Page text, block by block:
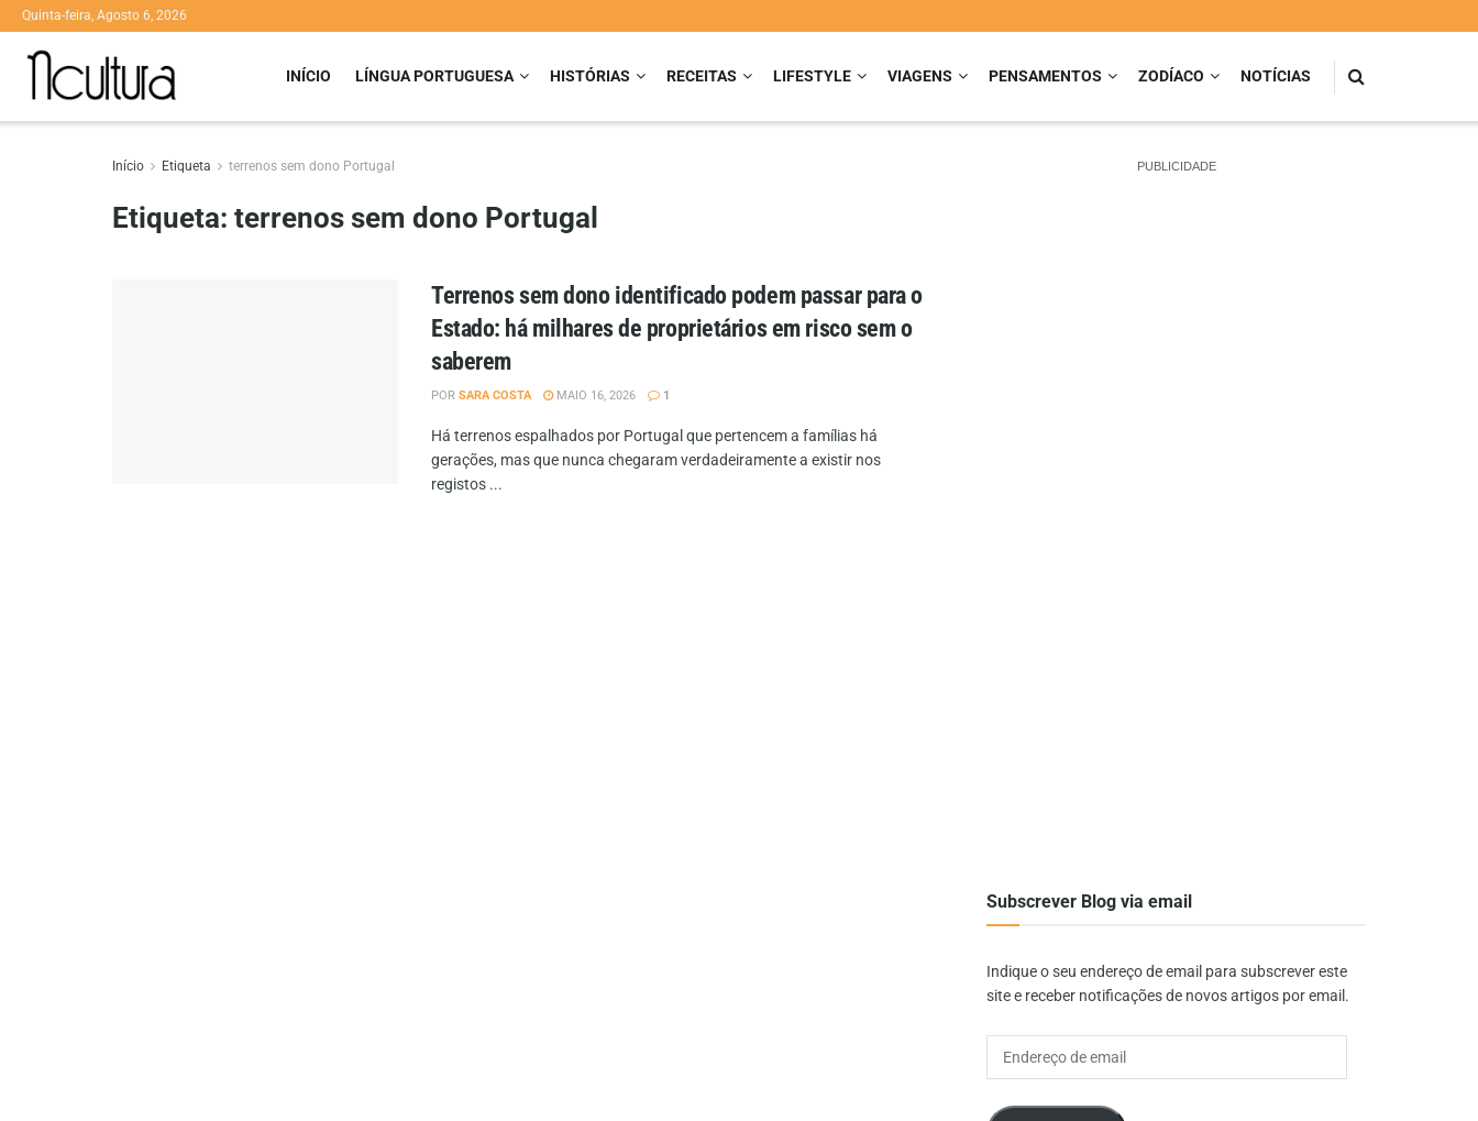
Quinta-feira, Agosto 6, 2026
INÍCIO LÍNGUA PORTUGUESA HISTÓRIAS RECEITAS LIFESTYLE VIAGENS PENSAMENTOS ZODÍACO NOTÍCIAS
Início Etiqueta terrenos sem dono Portugal
Etiqueta: terrenos sem dono Portugal
Terrenos sem dono identificado podem passar para o
Estado: há milhares de proprietários em risco sem o
saberem
POR SARA COSTA MAIO 16, 2026 1
Há terrenos espalhados por Portugal que pertencem a famílias há
gerações, mas que nunca chegaram verdadeiramente a existir nos
registos ...
PUBLICIDADE
Subscrever Blog via email
Indique o seu endereço de email para subscrever este
site e receber notificações de novos artigos por email.